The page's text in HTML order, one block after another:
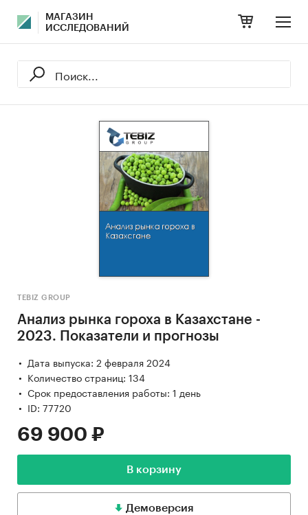
МАГАЗИН
ИССЛЕДОВАНИЙ
TEBIZ GROUP
Анализ рынка гороха в Казахстане -
2023. Показатели и прогнозы
Дата выпуска: 2 февраля 2024
Количество страниц: 134
Срок предоставления работы: 1 день
ID: 77720
69 900 ₽
В корзину
Демоверсия